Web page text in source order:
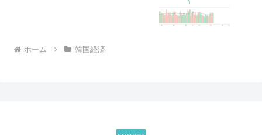
ホーム 韓国経済